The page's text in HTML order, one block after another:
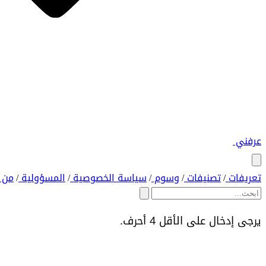
عرفني
تعريفات/ تصنيفات/ وسوم/ سياسة الخصوصية/ المسؤولية/
يرجى إدخال على الأقل 4 أحرف.